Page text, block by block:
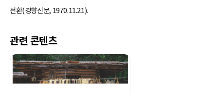
전환(경향신문, 1970.11.21).
관련 콘텐츠